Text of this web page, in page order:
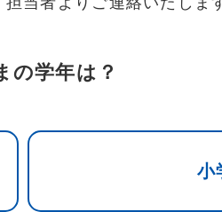
の学年は？
小